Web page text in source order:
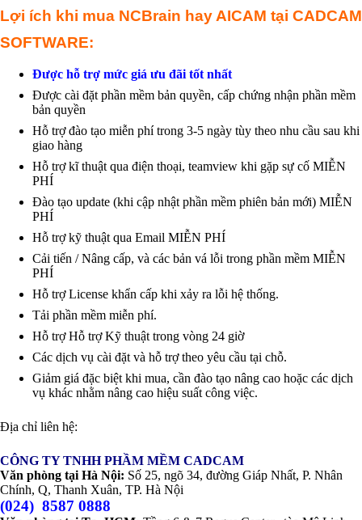
Lợi ích khi mua NCBrain hay AICAM tại CADCAM
SOFTWARE:
Được hỗ trợ mức giá ưu đãi tốt nhất
Được cài đặt phần mềm bản quyền, cấp chứng nhận phần mềm
bản quyền
Hỗ trợ đào tạo miễn phí trong 3-5 ngày tùy theo nhu cầu sau khi
giao hàng
Hỗ trợ kĩ thuật qua điện thoại, teamview khi gặp sự cố MIỄN
PHÍ
Đào tạo update (khi cập nhật phần mềm phiên bản mới) MIỄN
PHÍ
Hỗ trợ kỹ thuật qua Email MIỄN PHÍ
Cải tiến / Nâng cấp, và các bản vá lỗi trong phần mềm MIỄN
PHÍ
Hỗ trợ License khẩn cấp khi xảy ra lỗi hệ thống.
Tải phần mềm miễn phí.
Hỗ trợ Hỗ trợ Kỹ thuật trong vòng 24 giờ
Các dịch vụ cài đặt và hỗ trợ theo yêu cầu tại chỗ.
Giảm giá đặc biệt khi mua, cần đào tạo nâng cao hoặc các dịch
vụ khác nhằm nâng cao hiệu suất công việc.
Địa chỉ liên hệ:
CÔNG TY TNHH PHẦM MỀM CADCAM
Văn phòng tại Hà Nội: Số 25, ngõ 34, đường Giáp Nhất, P. Nhân
Chính, Q, Thanh Xuân, TP. Hà Nội
(024) 8587 0888